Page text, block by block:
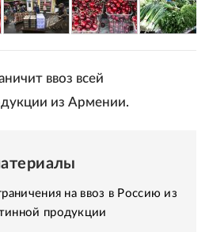
ввоз всей
из Армении.
на ввоз в Россию из
продукции